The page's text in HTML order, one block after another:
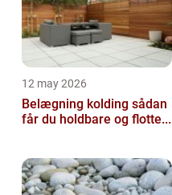
12 may 2026
Belægning kolding sådan
får du holdbare og flotte...